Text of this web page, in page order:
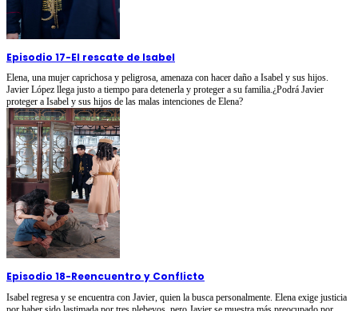
Episodio 17-El rescate de Isabel
Elena, una mujer caprichosa y peligrosa, amenaza con hacer daño a Isabel y sus hijos.
Javier López llega justo a tiempo para detenerla y proteger a su familia.¿Podrá Javier
proteger a Isabel y sus hijos de las malas intenciones de Elena?
Episodio 18-Reencuentro y Conflicto
Isabel regresa y se encuentra con Javier, quien la busca personalmente. Elena exige justicia